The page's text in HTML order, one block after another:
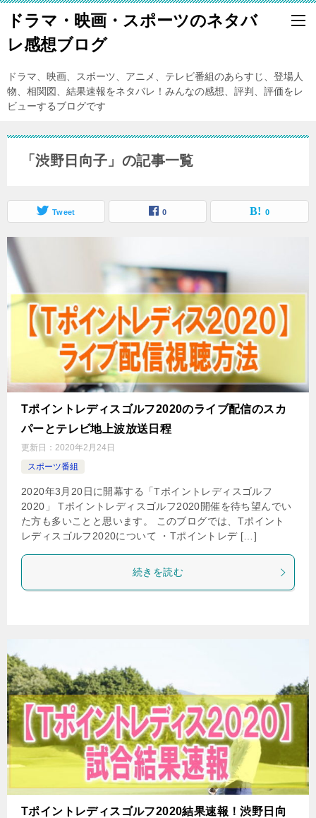
ドラマ・映画・スポーツのネタバ
レ感想ブログ
ドラマ、映画、スポーツ、アニメ、テレビ番組のあらすじ、登場人
物、相関図、結果速報をネタバレ！みんなの感想、評判、評価をレ
ビューするブログです
「渋野日向子」の記事一覧
Tweet 0 0
Tポイントレディスゴルフ2020のライブ配信のスカ
パーとテレビ地上波放送日程
更新日： 2020年2月24日
スポーツ番組
2020年3月20日に開幕する「Tポイントレディスゴルフ
2020」 Tポイントレディスゴルフ2020開催を待ち望んでい
た方も多いことと思います。 このブログでは、Tポイント
レディスゴルフ2020について ・Tポイントレデ […]
続きを読む
Tポイントレディスゴルフ2020結果速報！渋野日向